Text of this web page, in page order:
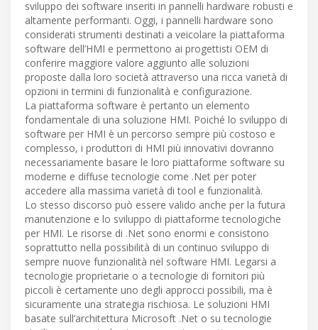
sviluppo dei software inseriti in pannelli hardware robusti e
altamente performanti. Oggi, i pannelli hardware sono
considerati strumenti destinati a veicolare la piattaforma
software dell’HMI e permettono ai progettisti OEM di
conferire maggiore valore aggiunto alle soluzioni
proposte dalla loro società attraverso una ricca varietà di
opzioni in termini di funzionalità e configurazione.
La piattaforma software è pertanto un elemento
fondamentale di una soluzione HMI. Poiché lo sviluppo di
software per HMI è un percorso sempre più costoso e
complesso, i produttori di HMI più innovativi dovranno
necessariamente basare le loro piattaforme software su
moderne e diffuse tecnologie come .Net per poter
accedere alla massima varietà di tool e funzionalità.
Lo stesso discorso può essere valido anche per la futura
manutenzione e lo sviluppo di piattaforme tecnologiche
per HMI. Le risorse di .Net sono enormi e consistono
soprattutto nella possibilità di un continuo sviluppo di
sempre nuove funzionalità nel software HMI. Legarsi a
tecnologie proprietarie o a tecnologie di fornitori più
piccoli è certamente uno degli approcci possibili, ma è
sicuramente una strategia rischiosa. Le soluzioni HMI
basate sull’architettura Microsoft .Net o su tecnologie